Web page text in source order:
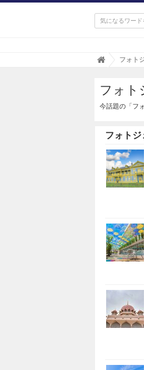
T
p
a
(
パ
フォト
フォト
今話題の「フ
フォト